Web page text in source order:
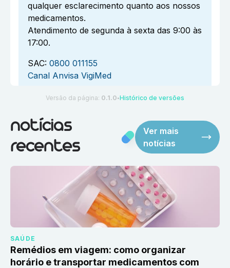
qualquer esclarecimento quanto aos nossos
medicamentos.
Atendimento de segunda à sexta das 9:00 às
17:00.
SAC: 0800 011155
Canal Anvisa VigiMed
Versão da página: 0.1.0 ●Histórico de versões
notícias
recentes
Ver mais
notícias
SAÚDE
Remédios em viagem: como organizar
horário e transportar medicamentos com